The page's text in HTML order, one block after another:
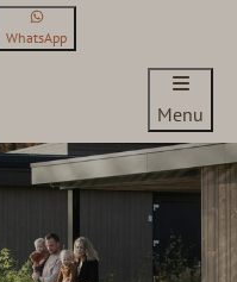
WhatsApp
Menu